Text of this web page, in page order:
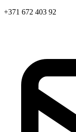
+371 672 403 92